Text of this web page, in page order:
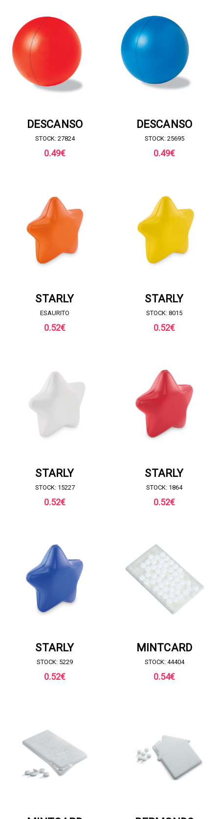
DESCANSO
STOCK: 27824
0.49€
DESCANSO
STOCK: 25695
0.49€
STARLY
ESAURITO
0.52€
STARLY
STOCK: 8015
0.52€
STARLY
STOCK: 15227
0.52€
STARLY
STOCK: 1864
0.52€
STARLY
STOCK: 5229
0.52€
MINTCARD
STOCK: 44404
0.54€